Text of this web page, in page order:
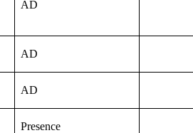
AD
AD
AD
Presence